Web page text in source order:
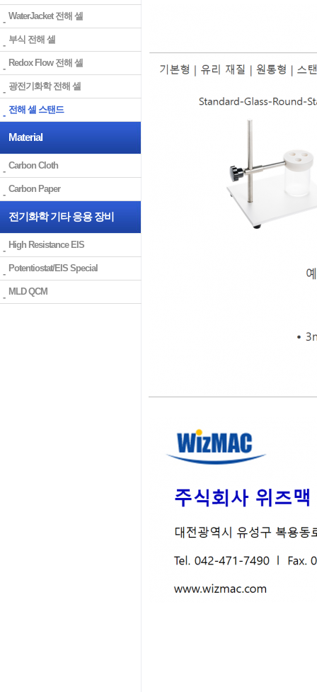
WaterJacket 전해 셀
부식 전해 셀
Redox Flow 전해 셀
광전기화학 전해 셀
전해 셀 스탠드
Material
Carbon Cloth
Carbon Paper
전기화학 기타 응용 장비
High Resistance EIS
Potentiostat/EIS Special
MLD QCM